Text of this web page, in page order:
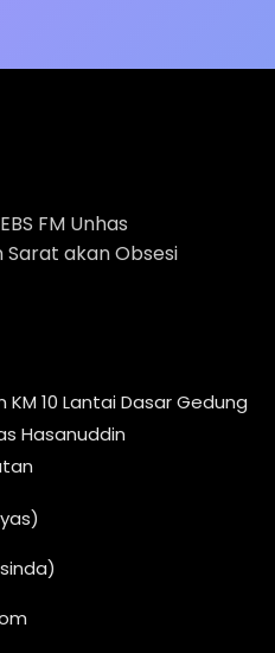
FM Unhas
Sarat akan Obsesi
10 Lantai Dasar Gedung
Hasanuddin